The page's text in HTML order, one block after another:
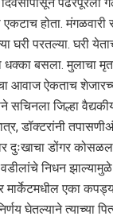
पंढरपूरला
एकटाच होता.
घरी परतल्या. घरी
धक्का बसला. मुलाचा
आवाज ऐकताच
सचिनला जिल्हा
डॉक्टरांनी
डोंगर कोसळला
वडीलांचे निधन
एका
घेतल्याने त्याच्या